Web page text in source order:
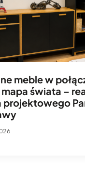
meble w
świata –
projektowego